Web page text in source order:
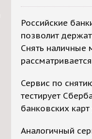
Российские
позволит
Снять наличные
Сервис по
тестирует
банковских
Аналогичный